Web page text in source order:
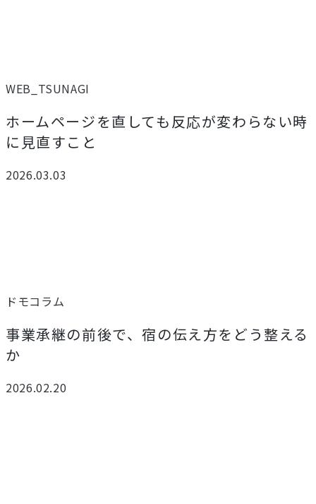
WEB_TSUNAGI
ホームページを直しても反応が変わらない時
に見直すこと
2026.03.03
ドモコラム
事業承継の前後で、宿の伝え方をどう整える
か
2026.02.20